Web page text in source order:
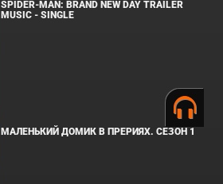
SPIDER-MAN: BRAND NEW DAY TRAILER
MUSIC - SINGLE
МАЛЕНЬКИЙ ДОМИК В ПРЕРИЯХ. СЕЗОН 1